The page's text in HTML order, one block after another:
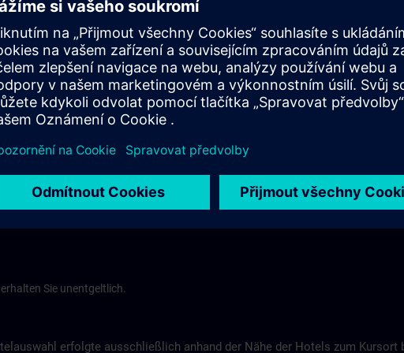
Stuttgart
895-7575
Tel.-Nr.: +49 (0) 7171-109-0
Hotel Fortuna >
Hotel am Remspark
Remspark 1
73525 Schwäbisch Gmünd
Tel-Nr.: +49 (0) 7171-7988200
Hotel am Remspark >
Sie unentgeltlich.
erfolgte ausschließlich anhand der Nähe der Hotels zum Kursort